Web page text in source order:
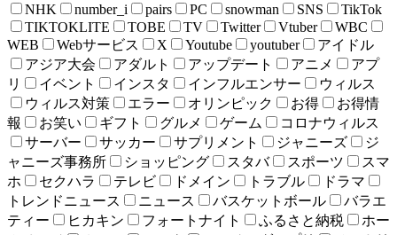
NHK
number_i pairs PC snowman SNS
TikTok
TIKTOKLITE
TOBE TV Twitter Vtuber
WBC
WEB
Webサービス X Youtube youtuber
アイドル
アジア大会
アダルト アップデート アニメ
アプ
リ
イベント インスタ インフルエンサー
ウィルス
ウィルス対策
エラー オリンピック お得
お得情
報
お笑い ギフト グルメ ゲーム
コロナウィルス
サーバー
サッカー サプリメント ジャニーズ
ジ
ャニーズ事務所
ショッピング スタバ スポーツ
スマ
ホ
セクハラ テレビ ドメイン トラブル
ドラマ
トレンドニュース
ニュース バスケットボール
バラエ
ティー
ヒカキン フォートナイト ふるさと納税
ホー